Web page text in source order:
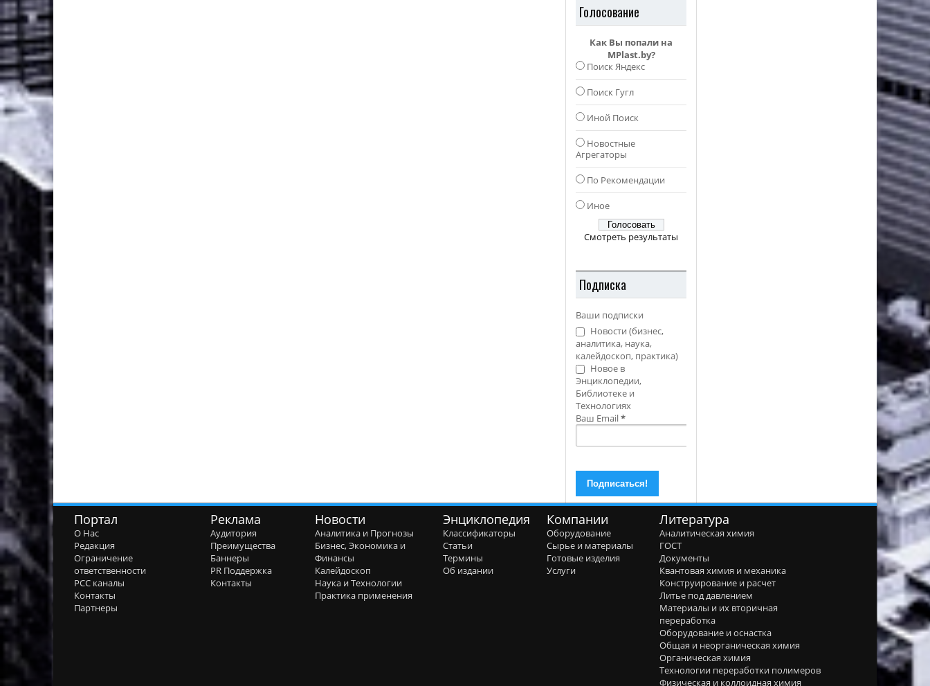
Голосование
Как Вы попали на
MPlast.by?
Поиск Яндекс
Поиск Гугл
Иной Поиск
Новостные
Агрегаторы
По Рекомендации
Иное
Смотреть результаты
Подписка
Ваши подписки
Новости (бизнес,
аналитика, наука,
калейдоскоп, практика)
Новое в
Энциклопедии,
Библиотеке и
Технологиях
Ваш Email*
Портал
О Нас
Редакция
Ограничение
ответственности
РСС каналы
Контакты
Партнеры
Реклама
Аудитория
Преимущества
Баннеры
PR Поддержка
Контакты
Новости
Аналитика и Прогнозы
Бизнес, Экономика и
Финансы
Калейдоскоп
Наука и Технологии
Практика применения
Энциклопедия
Классификаторы
Статьи
Термины
Об издании
Компании
Оборудование
Сырье и материалы
Готовые изделия
Услуги
Литература
Аналитическая химия
ГОСТ
Документы
Квантовая химия и механика
Конструирование и расчет
Литье под давлением
Материалы и их вторичная
переработка
Оборудование и оснастка
Общая и неорганическая химия
Органическая химия
Технологии переработки полимеров
Физическая и коллоидная химия